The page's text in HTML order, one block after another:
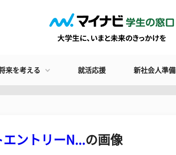
来を考える 就活応援 新社会人準備
ントリーN...の画像